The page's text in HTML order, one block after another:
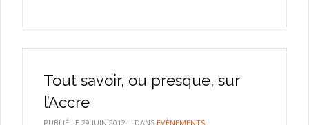
Tout savoir, ou presque, sur
l’Accre
PUBLIÉ LE 29 JUIN 2012| DANS EVÈNEMENTS